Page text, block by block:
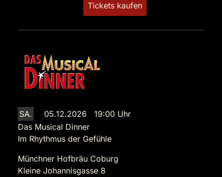
Tickets kaufen
SA.
05.12.2026 19:00 Uhr
Das Musical Dinner
Im Rhythmus der Gefühle
Münchner Hofbräu Coburg
Kleine Johannisgasse 8